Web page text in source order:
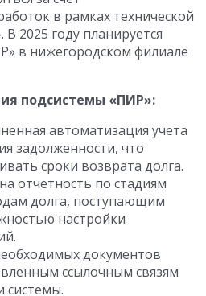
в рамках технической
2025 году планируется
в нижегородском филиале
подсистемы «ПИР»:
автоматизация учета
задолженности, что
сроки возврата долга.
отчетность по стадиям
долга, поступающим
настройки
документов
ссылочным связям
системы.